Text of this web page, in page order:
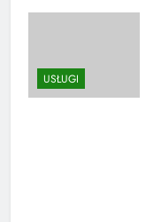
USŁUGI